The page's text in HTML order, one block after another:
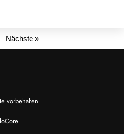
Nächste »
vorbehalten